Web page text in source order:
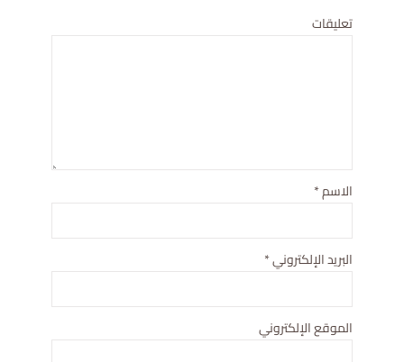
تعليقات
الاسم*
البريد الإلكتروني*
الموقع الإلكتروني